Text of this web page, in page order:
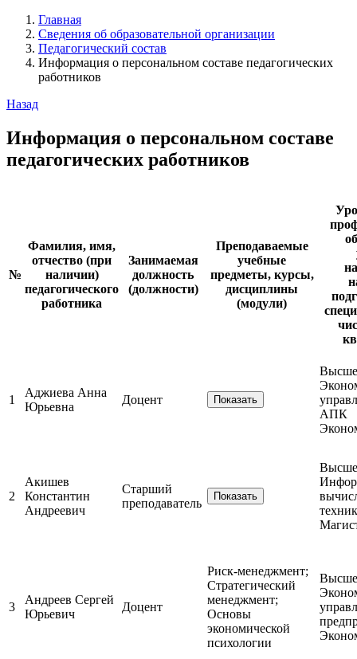
Главная
Сведения об образовательной организации
Педагогический состав
Информация о персональном составе педагогических
работников
Назад
Информация о персональном составе
педагогических работников
№
Фамилия, имя,
отчество (при
наличии)
педагогического
работника
Занимаемая
должность
(должности)
Преподаваемые
учебные
предметы, курсы,
дисциплины
(модули)
1
Аджиева Анна
Юрьевна
Доцент Показать
АПК
2
Акишев
Константин
Андреевич
Старший
преподаватель
Показать
3
Андреев Сергей
Юрьевич
Доцент
Риск-менеджмент;
Стратегический
менеджмент;
Основы
экономической
психологии